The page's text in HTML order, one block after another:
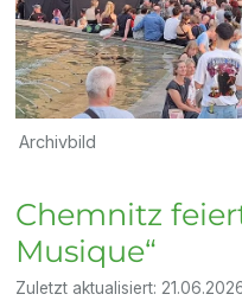
Archivbild
Chemnitz
Musique“
Zuletzt aktualisiert: